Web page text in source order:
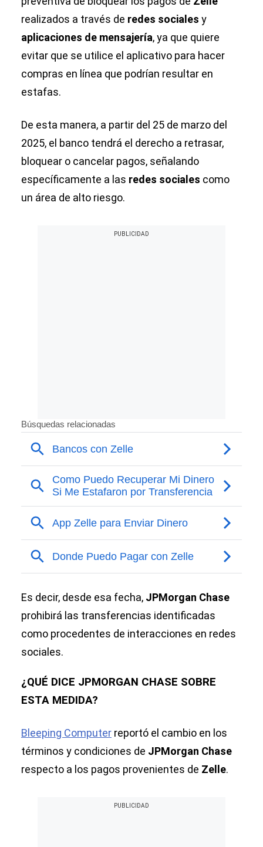
realizados a través de redes sociales y
aplicaciones de mensajería, ya que quiere
evitar que se utilice el aplicativo para hacer
compras en línea que podrían resultar en
estafas.
De esta manera, a partir del 25 de marzo del
2025, el banco tendrá el derecho a retrasar,
bloquear o cancelar pagos, señalando
específicamente a las redes sociales como
un área de alto riesgo.
Es decir, desde esa fecha, JPMorgan Chase
prohibirá las transferencias identificadas
como procedentes de interacciones en redes
sociales.
¿QUÉ DICE JPMORGAN CHASE SOBRE
ESTA MEDIDA?
Bleeping Computer reportó el cambio en los
términos y condiciones de JPMorgan Chase
respecto a los pagos provenientes de Zelle.